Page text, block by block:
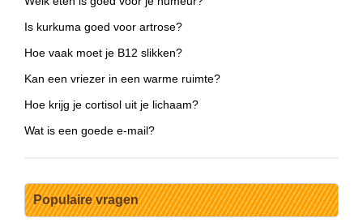
Is kurkuma goed voor artrose?
Hoe vaak moet je B12 slikken?
Kan een vriezer in een warme ruimte?
Hoe krijg je cortisol uit je lichaam?
Wat is een goede e-mail?
Populaire vragen